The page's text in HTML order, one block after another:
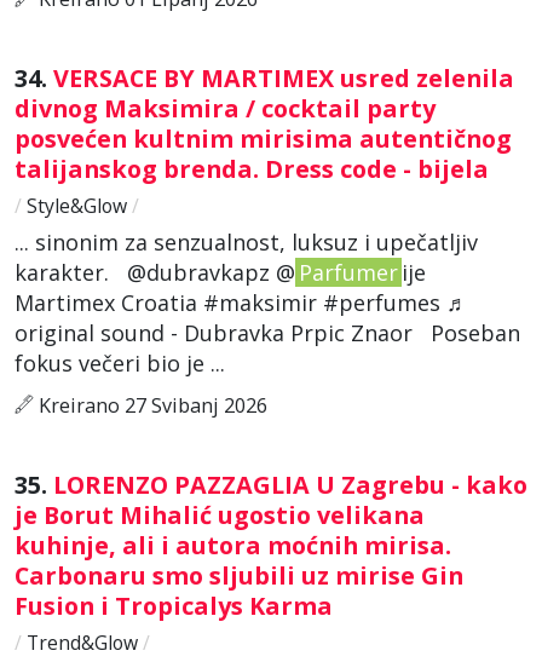
34. VERSACE BY MARTIMEX usred zelenila
divnog Maksimira / cocktail party
posvećen kultnim mirisima autentičnog
talijanskog brenda. Dress code - bijela
/ Style&Glow/
... sinonim za senzualnost, luksuz i upečatljiv
karakter. @dubravkapz @ Parfumer ije
Martimex Croatia #maksimir #perfumes ♬
original sound - Dubravka Prpic Znaor Poseban
fokus večeri bio je ...
Kreirano 27 Svibanj 2026
35. LORENZO PAZZAGLIA U Zagrebu - kako
je Borut Mihalić ugostio velikana
kuhinje, ali i autora moćnih mirisa.
Carbonaru smo sljubili uz mirise Gin
Fusion i Tropicalys Karma
/ Trend&Glow/